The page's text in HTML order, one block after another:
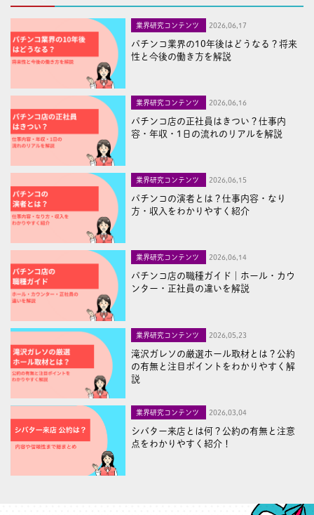
業界研究コンテンツ 2026,06,17
パチンコ業界の10年後はどうなる？将来
性と今後の働き方を解説
業界研究コンテンツ 2026,06,16
パチンコ店の正社員はきつい？仕事内
容・年収・1日の流れのリアルを解説
業界研究コンテンツ 2026,06,15
パチンコの演者とは？仕事内容・なり
方・収入をわかりやすく紹介
業界研究コンテンツ 2026,06,14
パチンコ店の職種ガイド｜ホール・カウ
ンター・正社員の違いを解説
業界研究コンテンツ 2026,05,23
滝沢ガレソの厳選ホール取材とは？公約
の有無と注目ポイントをわかりやすく解
説
業界研究コンテンツ 2026,03,04
シバター来店とは何？公約の有無と注意
点をわかりやすく紹介！